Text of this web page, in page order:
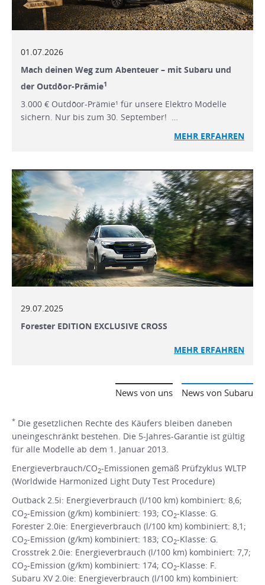
01.07.2026
Mach deinen Weg zum Abenteuer – mit Subaru und
der Outdōor-Prämie1
3.000 € Outdōor-Prämie¹ für unsere Elektro Modelle
sichern. Nur bis zum 30. September! …
MEHR ERFAHREN
29.07.2025
Forester EDITION EXCLUSIVE CROSS
MEHR ERFAHREN
News von Subaru
News von uns
* Die gesetzlichen Rechte des Käufers bleiben daneben
uneingeschränkt bestehen. Die 5-Jahres-Garantie ist gültig
für alle Modelle ab dem 1. Januar 2013.
Energieverbrauch/CO2-Emissionen gemäß Prüfzyklus WLTP
(Worldwide Harmonized Light Duty Test Procedure)
Outback 2.5i: Energieverbrauch (l/100 km) kombiniert: 8,6;
CO2-Emission (g/km) kombiniert: 193; CO2-Klasse: G.
Forester 2.0ie: Energieverbrauch (l/100 km) kombiniert: 8,1;
CO2-Emission (g/km) kombiniert: 183; CO2-Klasse: G.
Crosstrek 2.0ie: Energieverbrauch (l/100 km) kombiniert: 7,7;
CO2-Emission (g/km) kombiniert: 174; CO2-Klasse: F.
Subaru XV 2.0ie: Energieverbrauch (l/100 km) kombiniert: